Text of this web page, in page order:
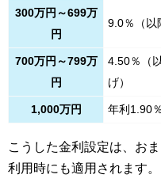
300万円～699万
円
9.0％（以
700万円～799万
円
4.50％（
げ）
1,000万円 年利1.90％
こうした金利設定は、お
利用時にも適用されます。